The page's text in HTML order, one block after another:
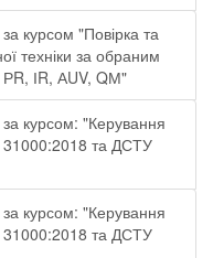
курсом "Повірка та
техніки за обраним
ІR, АUV, QМ"
курсом: "Керування
31000:2018 та ДСТУ
курсом: "Керування
31000:2018 та ДСТУ